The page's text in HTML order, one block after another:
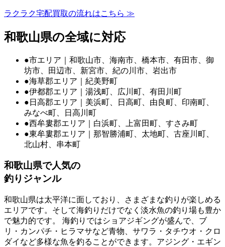
ラクラク宅配買取の流れはこちら ≫
和歌山県の全域に対応
●市エリア｜和歌山市、海南市、橋本市、有田市、御
坊市、田辺市、新宮市、紀の川市、岩出市
●海草郡エリア｜紀美野町
●伊都郡エリア｜湯浅町、広川町、有田川町
●日高郡エリア｜美浜町、日高町、由良町、印南町、
みなべ町、日高川町
●西牟婁郡エリア｜白浜町、上富田町、すさみ町
●東牟婁郡エリア｜那智勝浦町、太地町、古座川町、
北山村、串本町
和歌山県で人気の
釣りジャンル
和歌山県は太平洋に面しており、さまざまな釣りが楽しめる
エリアです。そして海釣りだけでなく淡水魚の釣り場も豊か
で魅力的です。 海釣りではショアジギングが盛んで、ブ
リ・カンパチ・ヒラマサなど青物、サワラ・タチウオ・クロ
ダイなど多様な魚を釣ることができます。アジング・エギン